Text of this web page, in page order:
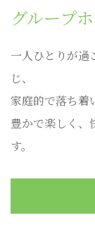
グループ
一人ひとりが過
じ、
家庭的で落ち着
豊かで楽しく、
す。